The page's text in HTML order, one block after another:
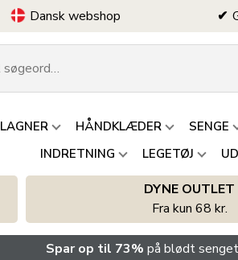
Dansk webshop
LAGNER HÅNDKLÆDER SENGE
INDRETNING
LEGETØJ
DYNE OUTLET
Fra kun 68 kr.
Spar op til 73% på blødt